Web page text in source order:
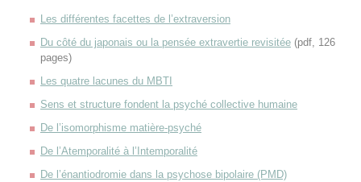
Les différentes facettes de l’extraversion
Du côté du japonais ou la pensée extravertie revisitée (pdf, 126
pages)
Les quatre lacunes du MBTI
Sens et structure fondent la psyché collective humaine
De l’isomorphisme matière-psyché
De l’Atemporalité à l’Intemporalité
De l’énantiodromie dans la psychose bipolaire (PMD)